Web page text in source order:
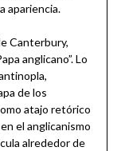
apariencia.
Canterbury,
anglicano”. Lo
de los
atajo retórico
el anglicanismo
alrededor de